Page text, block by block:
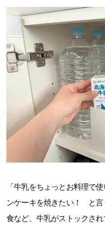
「牛乳をちょっとお料理で
ンケーキを焼きたい！ と言
食など、牛乳がストックさ